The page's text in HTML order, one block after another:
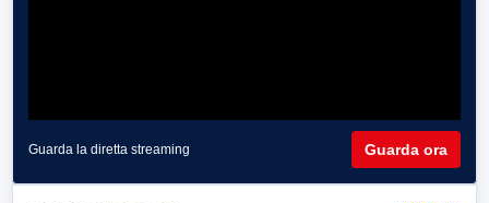
Guarda la diretta streaming Guarda ora